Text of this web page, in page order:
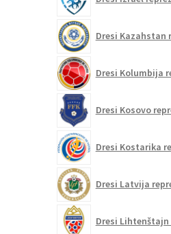
Dresi Kazahstan
Dresi Kolumbija
Dresi Kosovo
Dresi Kostarika
Dresi Latvija
Dresi